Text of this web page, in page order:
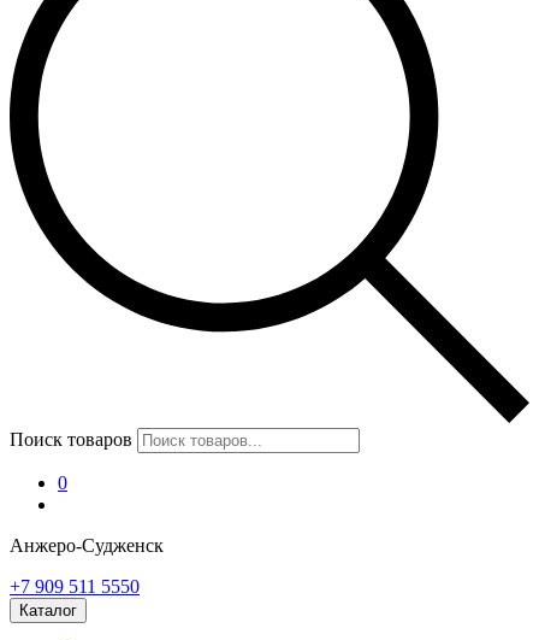
Поиск товаров
0
Анжеро-Судженск
+7 909 511 5550
Каталог